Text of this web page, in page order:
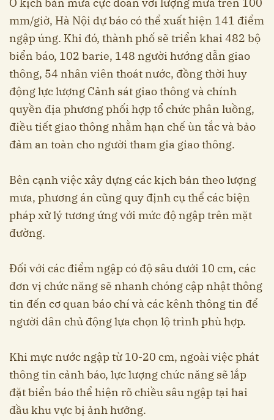
Ở kịch bản mưa cực đoan với lượng mưa trên 100
mm/giờ, Hà Nội dự báo có thể xuất hiện 141 điểm
ngập úng. Khi đó, thành phố sẽ triển khai 482 bộ
biển báo, 102 barie, 148 người hướng dẫn giao
thông, 54 nhân viên thoát nước, đồng thời huy
động lực lượng Cảnh sát giao thông và chính
quyền địa phương phối hợp tổ chức phân luồng,
điều tiết giao thông nhằm hạn chế ùn tắc và bảo
đảm an toàn cho người tham gia giao thông.
Bên cạnh việc xây dựng các kịch bản theo lượng
mưa, phương án cũng quy định cụ thể các biện
pháp xử lý tương ứng với mức độ ngập trên mặt
đường.
Đối với các điểm ngập có độ sâu dưới 10 cm, các
đơn vị chức năng sẽ nhanh chóng cập nhật thông
tin đến cơ quan báo chí và các kênh thông tin để
người dân chủ động lựa chọn lộ trình phù hợp.
Khi mực nước ngập từ 10-20 cm, ngoài việc phát
thông tin cảnh báo, lực lượng chức năng sẽ lắp
đặt biển báo thể hiện rõ chiều sâu ngập tại hai
đầu khu vực bị ảnh hưởng.